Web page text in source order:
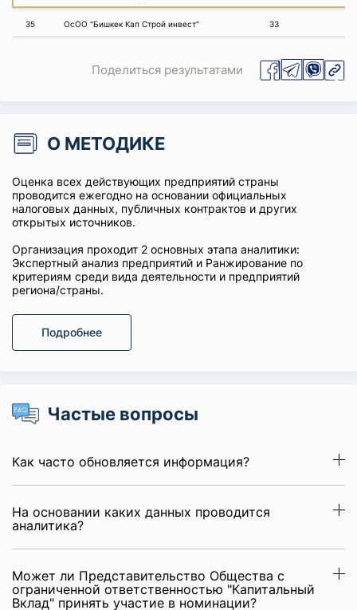
35 ОсОО "Бишкек Кап Строй инвест" 33
Поделиться результатами
О МЕТОДИКЕ
Оценка всех действующих предприятий страны
проводится ежегодно на основании официальных
налоговых данных, публичных контрактов и других
открытых источников.
Организация проходит 2 основных этапа аналитики:
Экспертный анализ предприятий и Ранжирование по
критериям среди вида деятельности и предприятий
региона/страны.
Подробнее
Частые вопросы
Как часто обновляется информация?
На основании каких данных проводится
аналитика?
Может ли Представительство Общества с
ограниченной ответственностью "Капитальный
Вклад" принять участие в номинации?